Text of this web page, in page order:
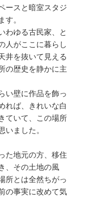
ースと暗室スタジ
す。
わゆる古民家、と
人がここに暮らし
井を抜いて見える
の歴史を静かに主
い壁に作品を飾っ
れば、きれいな白
ていて、この場所
いました。
た地元の方、移住
、その土地の風
所とは全然ちがっ
の事実に改めて気